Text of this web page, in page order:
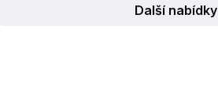
Další nabídky